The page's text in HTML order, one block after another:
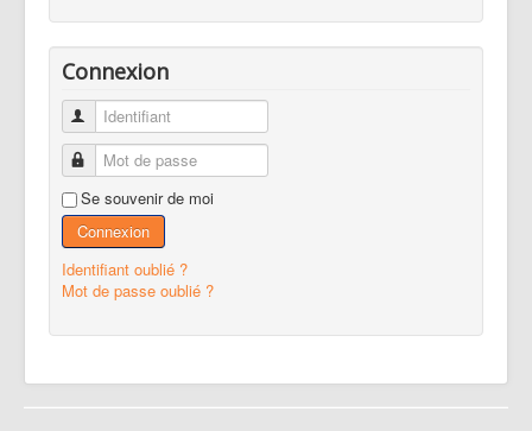
Connexion
Identifiant
Mot de passe
Se souvenir de moi
Connexion
Identifiant oublié ?
Mot de passe oublié ?